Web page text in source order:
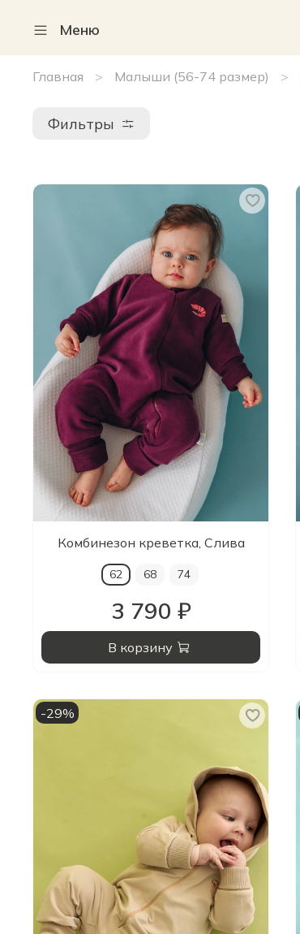
Меню
Главная Малыши (56-74 размер)
Фильтры
Комбинезон креветка, Слива
62 68 74
3 790 ₽
В корзину
-29%